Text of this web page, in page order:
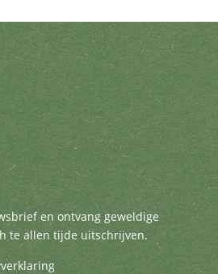
nieuwsbrief en ontvang
en ontvang geweldige
te allen tijde uitschrijven.